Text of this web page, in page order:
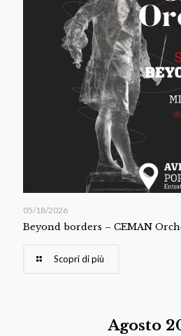
05/18/2026
Beyond borders – CEMAN
Scopri di più
Agosto